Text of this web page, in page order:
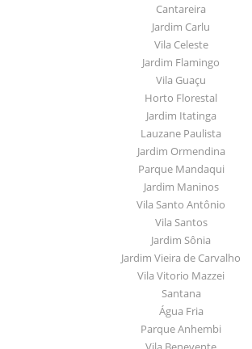
Cantareira
Jardim Carlu
Vila Celeste
Jardim Flamingo
Vila Guaçu
Horto Florestal
Jardim Itatinga
Lauzane Paulista
Jardim Ormendina
Parque Mandaqui
Jardim Maninos
Vila Santo Antônio
Vila Santos
Jardim Sônia
Jardim Vieira de Carvalho
Vila Vitorio Mazzei
Santana
Água Fria
Parque Anhembi